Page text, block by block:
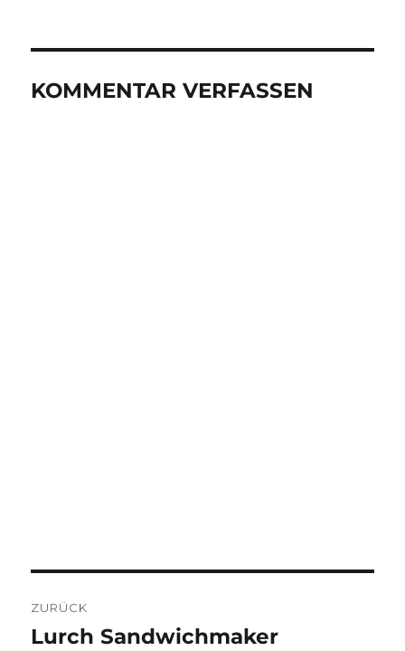
KOMMENTAR VERFASSEN
ZURÜCK
Vorheriger
Lurch Sandwichmaker